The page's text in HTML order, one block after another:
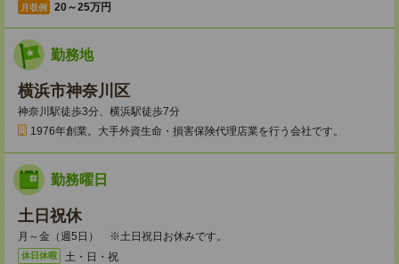
月収例 20～25万円
勤務地
横浜市神奈川区
神奈川駅徒歩3分、横浜駅徒歩7分
1976年創業。大手外資生命・損害保険代理店業を行う会社です。
勤務曜日
土日祝休
月～金（週5日） ※土日祝日お休みです。
休日休暇 土・日・祝